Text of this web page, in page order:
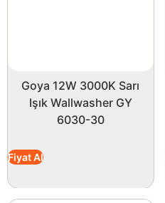
Goya 12W 3000K Sarı
Işık Wallwasher GY
6030-30
Fiyat Al